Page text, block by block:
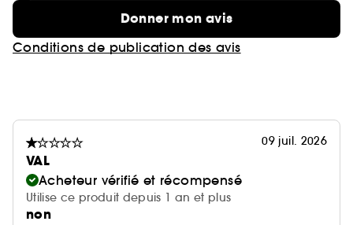
Donner mon avis
Conditions de publication des avis
09 juil. 2026
VAL
Acheteur vérifié et récompensé
Utilise ce produit depuis 1 an et plus
non